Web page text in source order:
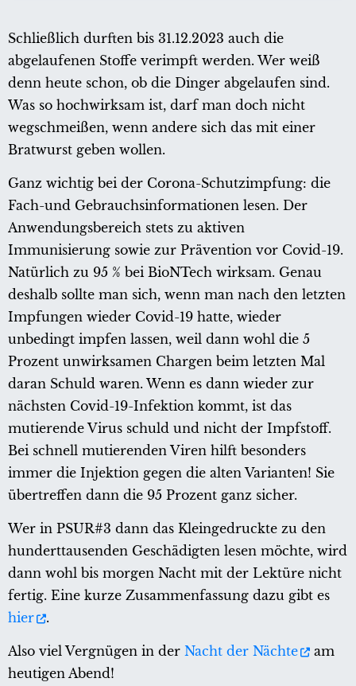
Schließlich durften bis 31.12.2023 auch die
abgelaufenen Stoffe verimpft werden. Wer weiß
denn heute schon, ob die Dinger abgelaufen sind.
Was so hochwirksam ist, darf man doch nicht
wegschmeißen, wenn andere sich das mit einer
Bratwurst geben wollen.
Ganz wichtig bei der Corona-Schutzimpfung: die
Fach-und Gebrauchsinformationen lesen. Der
Anwendungsbereich stets zu aktiven
Immunisierung sowie zur Prävention vor Covid-19.
Natürlich zu 95 % bei BioNTech wirksam. Genau
deshalb sollte man sich, wenn man nach den letzten
Impfungen wieder Covid-19 hatte, wieder
unbedingt impfen lassen, weil dann wohl die 5
Prozent unwirksamen Chargen beim letzten Mal
daran Schuld waren. Wenn es dann wieder zur
nächsten Covid-19-Infektion kommt, ist das
mutierende Virus schuld und nicht der Impfstoff.
Bei schnell mutierenden Viren hilft besonders
immer die Injektion gegen die alten Varianten! Sie
übertreffen dann die 95 Prozent ganz sicher.
Wer in PSUR#3 dann das Kleingedruckte zu den
hunderttausenden Geschädigten lesen möchte, wird
dann wohl bis morgen Nacht mit der Lektüre nicht
fertig. Eine kurze Zusammenfassung dazu gibt es
hier
.
Also viel Vergnügen in der Nacht der Nächte
am
heutigen Abend!